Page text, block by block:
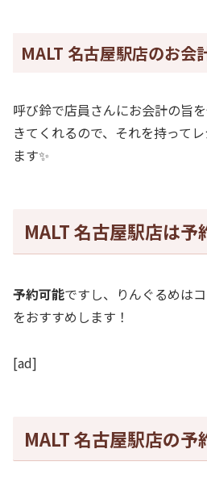
MALT 名古屋駅店のお会
呼び鈴で店員さんにお会計の旨
きてくれるので、それを持って
ます✨
MALT 名古屋駅店は予
予約可能ですし、りんぐるめは
をおすすめします！
[ad]
MALT 名古屋駅店の予